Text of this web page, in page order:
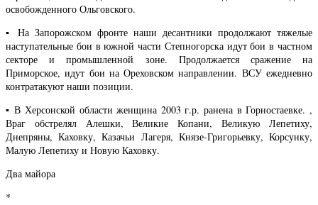
освобожденного Ольговского.
▪️ На Запорожском фронте наши десантники продолжают тяжелые
наступательные бои в южной части Степногорска идут бои в частном
секторе и промышленной зоне. Продолжается сражение на
Приморское, идут бои на Ореховском направлении. ВСУ ежедневно
контратакуют наши позиции.
▪️ В Херсонской области женщина 2003 г.р. ранена в Горностаевке. ,
Враг обстрелял Алешки, Великие Копани, Великую Лепетиху,
Днепряны, Каховку, Казачьи Лагеря, Князе-Григорьевку, Корсунку,
Малую Лепетиху и Новую Каховку.
Два майора
*